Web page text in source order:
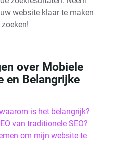
website klaar te maken
over Mobiele
en Belangrijke
is het belangrijk?
van traditionele SEO?
om mijn website te